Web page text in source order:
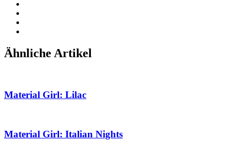
Ähnliche Artikel
Material Girl: Lilac
Material Girl: Italian Nights